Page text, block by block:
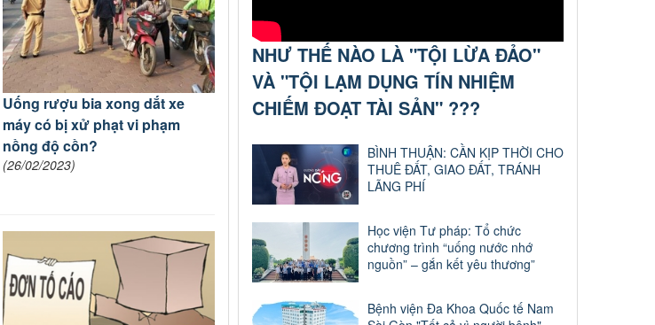
Uống rượu bia xong dắt xe
máy có bị xử phạt vi phạm
nồng độ cồn?
(26/02/2023)
NHƯ THẾ NÀO LÀ "TỘI LỪA ĐẢO"
VÀ "TỘI LẠM DỤNG TÍN NHIỆM
CHIẾM ĐOẠT TÀI SẢN" ???
BÌNH THUẬN: CẦN KỊP THỜI CHO
THUÊ ĐẤT, GIAO ĐẤT, TRÁNH
LÃNG PHÍ
Học viện Tư pháp: Tổ chức
chương trình “uống nước nhớ
nguồn” – gắn kết yêu thương”
Bệnh viện Đa Khoa Quốc tế Nam